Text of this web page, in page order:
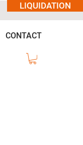
LIQUIDATION
CONTACT